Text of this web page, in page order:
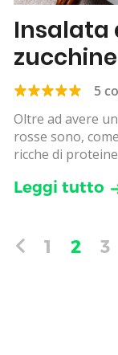
Insalata
zucchine
5
Oltre ad avere
rosse sono,
ricche di
Leggi tutto
1 2 3